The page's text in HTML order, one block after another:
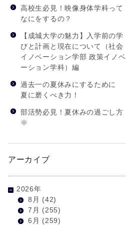
高校生必見！映像身体学科って
なにをするの？
【成城大学の魅力】入学前の学
びと計画と現在について（社会
イノベーション学部 政策イノベ
ーション学科）編
過去一の夏休みにするために
夏に磨くべき力！
部活勢必見！夏休みの過ごし方
🌞
アーカイブ
2026年
8月 (42)
7月 (255)
6月 (259)